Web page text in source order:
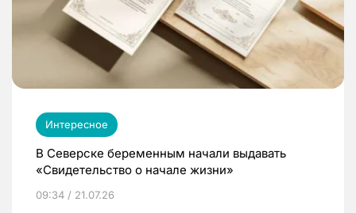
Интересное
В Северске беременным начали выдавать
«Свидетельство о начале жизни»
09:34 / 21.07.26